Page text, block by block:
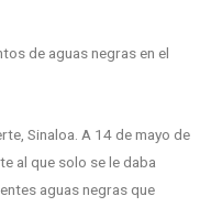
de aguas negras en el
Sinaloa. A 14 de mayo de
al que solo se le daba
aguas negras que